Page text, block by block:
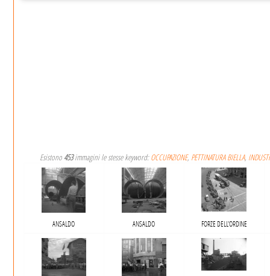
Esistono 453immagini le stesse keyword:OCCUPAZIONE, PETTINATURA BIELLA,
ANSALDO ANSALDO FORZE DELL'ORDINE